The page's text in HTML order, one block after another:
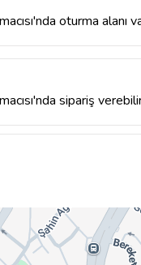
oturma alanı
sipariş
Lokmacısı'ndan